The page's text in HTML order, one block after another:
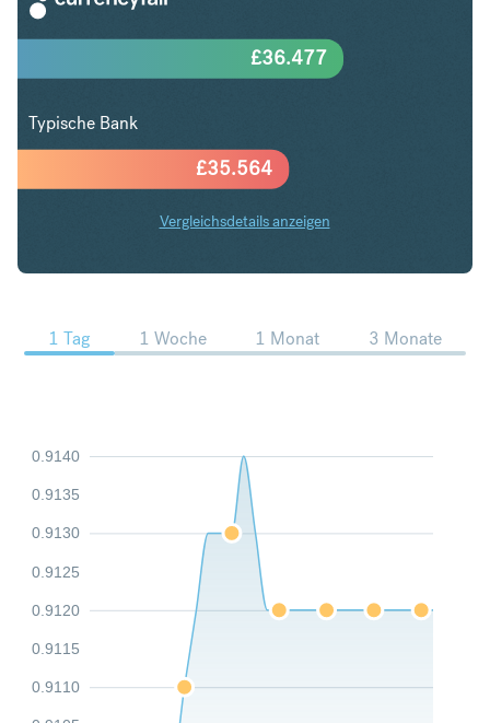
£35.564
£36.477
Typische Bank
Vergleichsdetails anzeigen
CHF in GBP Trends
1 Tag 1 Woche 1 Monat 3 Monate
0.9110
0.9115
0.9120
0.9125
0.9130
0.9135
0.9140